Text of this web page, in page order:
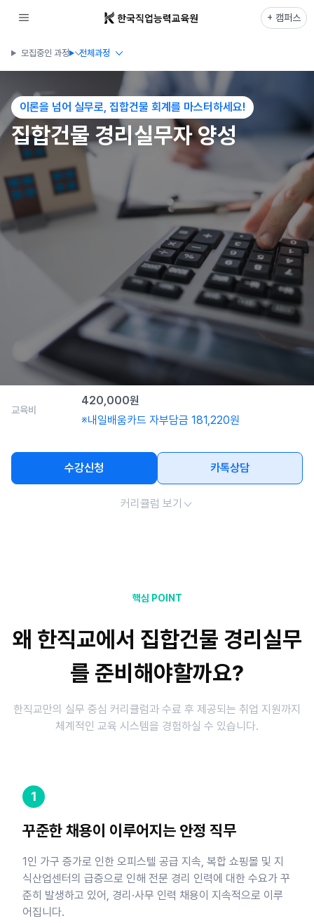
+ 캠퍼스
모집중인 과정 전체과정
이론을 넘어 실무로, 집합건물 회계를 마스터하세요!
집합건물 경리실무자 양성
인천캠퍼스
집합건물 경리실무자 양성(오후반)
06-05까지 접수
모집인원
20명
교육기간 2026-06-01 ~ 2026-06-26
교육시간 14:40~17:40
교육비
420,000원
※내일배움카드 자부담금 181,220원
수강신청 카톡상담
커리큘럼 보기
핵심 POINT
왜 한직교에서 집합건물 경리실무
를 준비해야할까요?
한직교만의 실무 중심 커리큘럼과 수료 후 제공되는 취업 지원까지
체계적인 교육 시스템을 경험하실 수 있습니다.
1
꾸준한 채용이 이루어지는 안정 직무
1인 가구 증가로 인한 오피스텔 공급 지속, 복합 쇼핑몰 및 지
식산업센터의 급증으로 인해 전문 경리 인력에 대한 수요가 꾸
준히 발생하고 있어, 경리·사무 인력 채용이 지속적으로 이루
어집니다.